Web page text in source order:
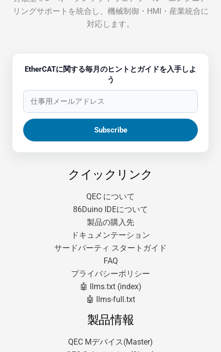
リングサポートを統合し、機械制御・HMI・産業統合に
対応します。
EtherCATに関する毎月のヒントとガイドを入手しよ
う
クイックリンク
QEC について
86Duino IDEについて
製品の購入先
ドキュメンテーション
サードパーティ スタートガイド
FAQ
プライバシーポリシー
🤖 llms.txt (index)
🤖 llms-full.txt
製品情報
QEC Mデバイス(Master)